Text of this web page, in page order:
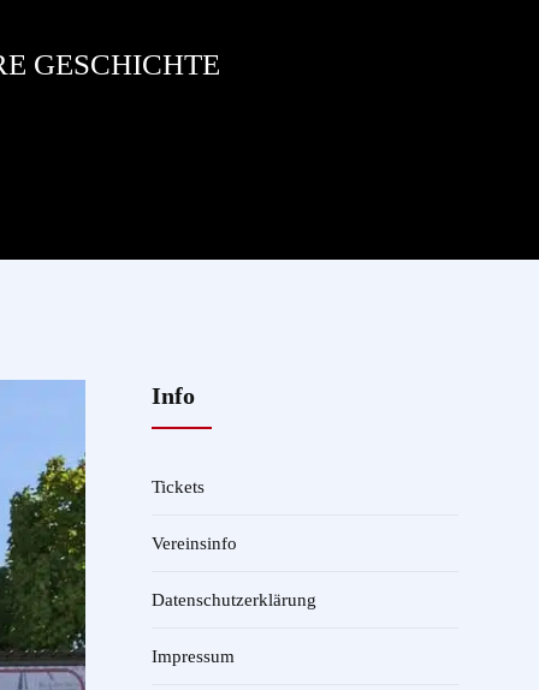
GESCHICHTE
Info
Tickets
Vereinsinfo
Datenschutzerklärung
Impressum